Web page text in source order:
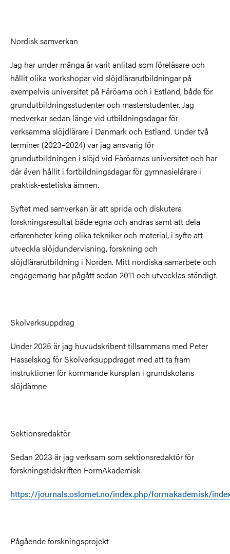
Nordisk samverkan
Jag har under många år varit anlitad som föreläsare och
hållit olika workshopar vid slöjdlärarutbildningar på
exempelvis universitet på Färöarna och i Estland, både för
grundutbildningsstudenter och masterstudenter. Jag
medverkar sedan länge vid utbildningsdagar för
verksamma slöjdlärare i Danmark och Estland. Under två
terminer (2023–2024) var jag ansvarig för
grundutbildningen i slöjd vid Färöarnas universitet och har
där även hållit i fortbildningsdagar för gymnasielärare i
praktisk-estetiska ämnen.
Syftet med samverkan är att sprida och diskutera
forskningsresultat både egna och andras samt att dela
erfarenheter kring olika tekniker och material, i syfte att
utveckla slöjdundervisning, forskning och
slöjdlärarutbildning i Norden. Mitt nordiska samarbete och
engagemang har pågått sedan 2011 och utvecklas ständigt.
Skolverksuppdrag
Under 2025 är jag huvudskribent tillsammans med Peter
Hasselskog för Skolverksuppdraget med att ta fram
instruktioner för kommande kursplan i grundskolans
slöjdämne
Sektionsredaktör
Sedan 2023 är jag verksam som sektionsredaktör för
forskningstidskriften FormAkademisk.
https://journals.oslomet.no/index.php/formakademisk/
Pågående forskningsprojekt